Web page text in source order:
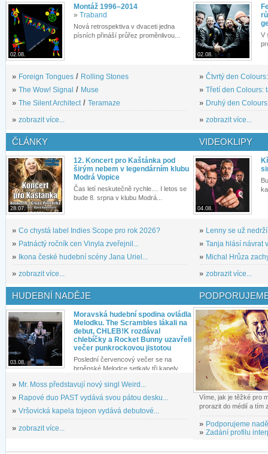
02.08.
Montáž 1996–2014
» Traband
Nová retrospektiva v dvaceti jedna
písních přináší průřez proměnlivou...
» Foreign Tongues / Rolling Stones
» The Wow! Signal / Muse
» The Silent Architect / Teramaze
» zobrazit více...
02.08.
V
» Čtvrtý den
» Třetí den Colours:
» Druhý den
» zobrazit více...
ČLÁNKY
28.07.
12. Koncert pro Kaštánka pod
širým nebem v legendárním klubu
Modrá Vopice
Čas letí neskutečně rychle.... I letos se
bude 8. srpna v klubu Modrá...
» Co chystá label Indies Scope pro rok 2026?
» Patnáctý ročník cen Vinyla zveřejnil...
»
Ikona české hudební scény Jana Uriel...
» zobrazit více...
VIDEOKLIPY
04.08.
» Lenny se už
» Tanja hlásí návrat
» Michal Hrůza
» zobrazit více...
HUDEBNÍ NADĚJE
03.08.
Moravská hudební spodina ovládla
Melodku. The Scrambles lákali na
debut, CHLEB!K rozdával
chlebíčky a Rocket Bunny uzavřeli
večer punkrockovou jistotou
Poslední červencový večer se na
brněnské Melodce setkaly tři kapely...
» Mr. Moss představují nový singl Weird...
» Rapové duo PAST vydává svou pátou desku...
» Vršovická kapela tojeon vydává debutové...
» zobrazit více...
Víme, jak je těžké pro
prorazit do médií a tím
» Podporujeme
» Zadání profilu